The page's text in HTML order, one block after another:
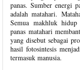
panas. Sumber energi
adalah matahari.
Semua makhluk
panas matahari
yang disebut sebagai
hasil fotosintesis
termasuk manusia.